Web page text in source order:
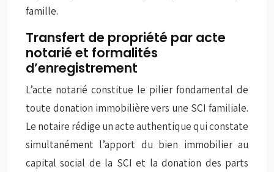
famille.
Transfert de propriété par acte
notarié et formalités
d’enregistrement
L’acte notarié constitue le pilier fondamental de
toute donation immobilière vers une SCI familiale.
Le notaire rédige un acte authentique qui constate
simultanément l’apport du bien immobilier au
capital social de la SCI et la donation des parts